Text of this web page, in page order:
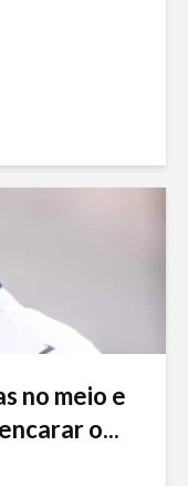
no meio e
o...